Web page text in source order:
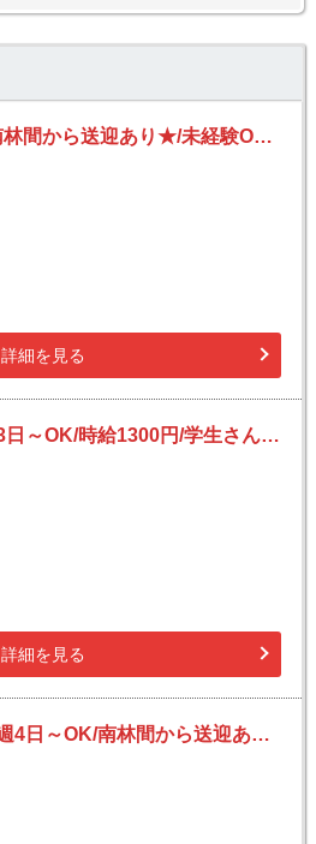
【日勤】9時～17時/南林間から送迎あり★/未経験OK！/残業ほぼナシ◎/洗剤・飲料の仕分け等
詳細を見る
【日勤】14～17時/週3日～OK/時給1300円/学生さん、副業大歓迎◎/簡単荷物仕分け
詳細を見る
【日勤】13時～22時/週4日～OK/南林間から送迎あり★/未経験OK！/残業ほぼナシ◎/洗剤・飲料の仕分け等